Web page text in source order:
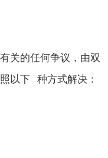
关的任何争议，由双
以下 种方式解决：